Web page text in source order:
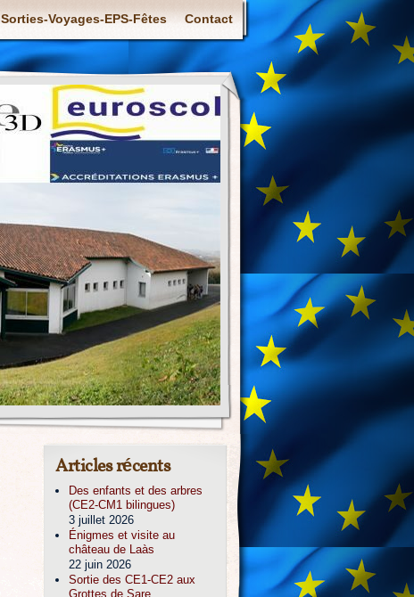
Sorties-Voyages-EPS-Fêtes Contact
Articles récents
Des enfants et des arbres
(CE2-CM1 bilingues)
3 juillet 2026
Énigmes et visite au
château de Laàs
22 juin 2026
Sortie des CE1-CE2 aux
Grottes de Sare